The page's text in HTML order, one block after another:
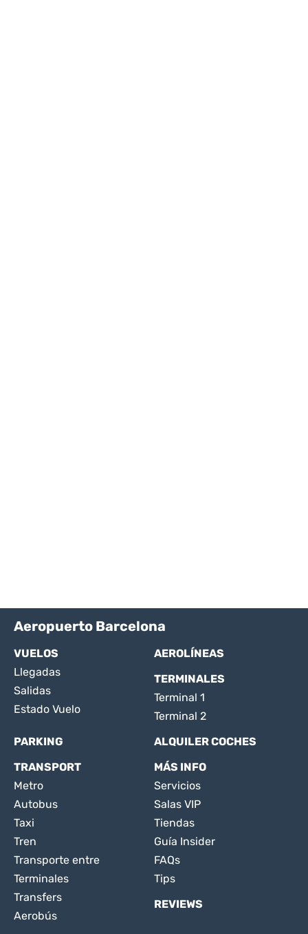
Aeropuerto Barcelona
VUELOS
Llegadas
Salidas
Estado Vuelo
AEROLÍNEAS
TERMINALES
Terminal 1
Terminal 2
PARKING
ALQUILER COCHES
TRANSPORT
Metro
Autobus
Taxi
Tren
Transporte entre
Terminales
Transfers
Aerobús
MÁS INFO
Servicios
Salas VIP
Tiendas
Guía Insider
FAQs
Tips
REVIEWS